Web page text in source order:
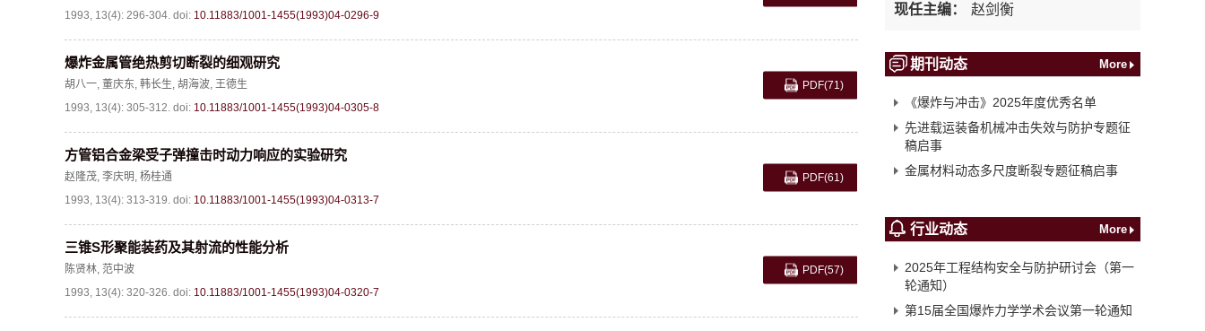
1993, 13(4): 296-304. doi: 10.11883/1001-1455(1993)04-0296-9
爆炸金属管绝热剪切断裂的细观研究
胡八一, 董庆东, 韩长生, 胡海波, 王德生
1993, 13(4): 305-312. doi: 10.11883/1001-1455(1993)04-0305-8
PDF(71)
方管铝合金梁受子弹撞击时动力响应的实验研究
赵隆茂, 李庆明, 杨桂通
1993, 13(4): 313-319. doi: 10.11883/1001-1455(1993)04-0313-7
PDF(61)
三锥S形聚能装药及其射流的性能分析
陈贤林, 范中波
1993, 13(4): 320-326. doi: 10.11883/1001-1455(1993)04-0320-7
PDF(57)
现任主编：
赵剑衡
期刊动态 More
《爆炸与冲击》2025年度优秀名单
先进载运装备机械冲击失效与防护专题征
稿启事
金属材料动态多尺度断裂专题征稿启事
行业动态 More
2025年工程结构安全与防护研讨会（第一
轮通知）
第15届全国爆炸力学学术会议第一轮通知